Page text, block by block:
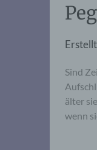
Sind
älter
wenn